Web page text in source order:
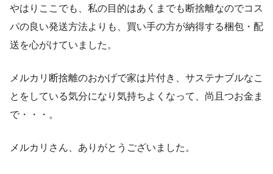
やはりここでも、私の目的はあくまでも断捨離なのでコス
パの良い発送方法よりも、買い手の方が納得する梱包・配
送を心がけていました。
メルカリ断捨離のおかげで家は片付き、サステナブルなこ
とをしている気分になり気持ちよくなって、尚且つお金ま
で・・・。
メルカリさん、ありがとうございました。